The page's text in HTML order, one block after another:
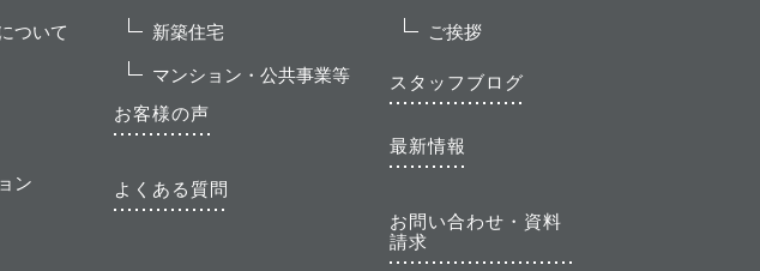
ついて
ン
新築住宅
マンション・公共事業等
お客様の声
よくある質問
ご挨拶
スタッフブログ
最新情報
お問い合わせ・資料
請求